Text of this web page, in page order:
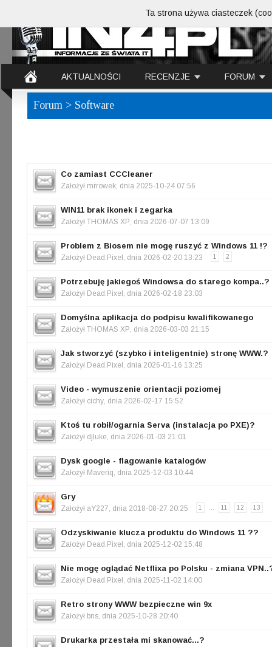
AKTUALNOŚCI RECENZJE FORUM
Forum > Software
Co zamiast CCCleaner
Założył mrrowek, dnia 2025-10-24 07:56
WIN11 brak ikonek i zegarka
Założył THOMAS XP, dnia 2026-07-07 13:09
Problem z Biosem nie mogę ruszyć z Windows 11 !?
Założył Dead.Pixel , dnia 2026-02-20 13:23 1 2
Potrzebuję jakiegoś Windowsa do starego kompa..?
Założył Dead.Pixel , dnia 2026-02-18 23:03
Domyślna aplikacja do podpisu kwalifikowanego
Założył THOMAS XP, dnia 2026-03-03 21:15
Jak stworzyć (szybko i inteligentnie) stronę WWW.?
Założył Dead.Pixel , dnia 2026-01-16 13:25
Video - wymuszenie orientacji poziomej
Założył cichy, dnia 2026-02-17 15:52
Ktoś tu robił/ogarnia Serva (instalacja po PXE)?
Założył djluke, dnia 2026-01-03 21:01
Dysk google - flagowanie katalogów
Założył Maveriq, dnia 2025-12-03 10:44
Gry
Założył aY227, dnia 2018-08-27 20:25 1 11 12 13
Odzyskiwanie klucza produktu do Windows 11 ??
Założył Dead.Pixel , dnia 2025-12-02 15:48
Nie mogę oglądać Netflixa po Polsku - zmiana
Założył Dead.Pixel , dnia 2025-11-02 14:00
Retro strony WWW bezpieczne win 9x
Założył bns, dnia 2025-10-28 20:40
Drukarka przestała mi skanować...?
Ta strona używa ciasteczek